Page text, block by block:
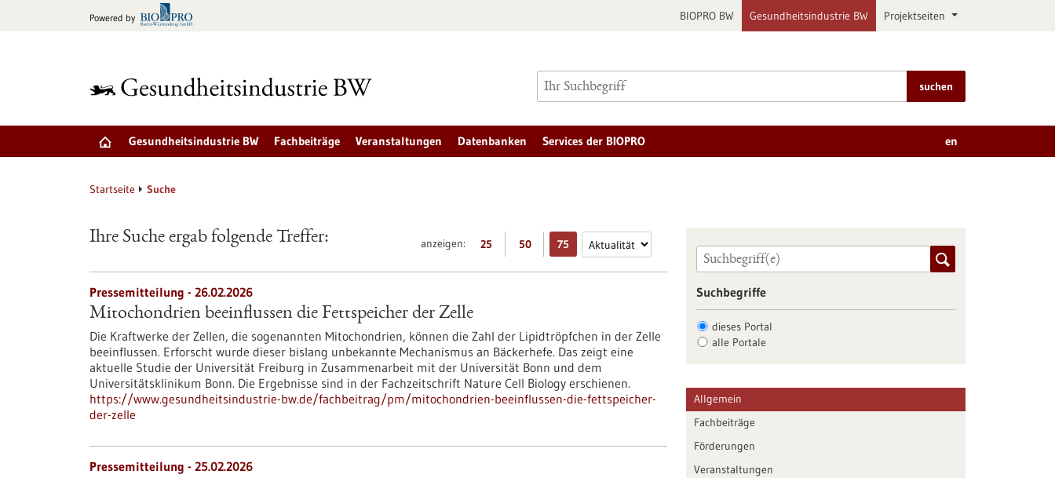
Powered by BIOPRO BW Gesundheitsindustrie BW Projektseiten
suchen
Gesundheitsindustrie BW Fachbeiträge Veranstaltungen Datenbanken Services der BIOPRO en
Startseite Suche
anzeigen: 25 50 75
Ihre Suche ergab folgende Treffer:
Pressemitteilung - 26.02.2026
Mitochondrien beeinflussen die Fettspeicher der Zelle
Die Kraftwerke der Zellen, die sogenannten Mitochondrien, können die Zahl der Lipidtröpfchen in der Zelle
beeinflussen. Erforscht wurde dieser bislang unbekannte Mechanismus an Bäckerhefe. Das zeigt eine
aktuelle Studie der Universität Freiburg in Zusammenarbeit mit der Universität Bonn und dem
Universitätsklinikum Bonn. Die Ergebnisse sind in der Fachzeitschrift Nature Cell Biology erschienen.
https://www.gesundheitsindustrie-bw.de/fachbeitrag/pm/mitochondrien-beeinflussen-die-fettspeicher-
der-zelle
Pressemitteilung - 25.02.2026
Suchbegriffe
dieses Portal
alle Portale
Allgemein
Fachbeiträge
Förderungen
Veranstaltungen